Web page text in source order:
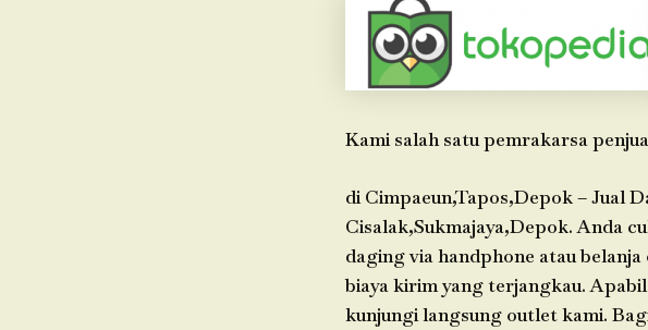
Kami salah satu pemrakarsa
di Cimpaeun,Tapos,Depok – Jual
Cisalak,Sukmajaya,Depok. Anda
daging via handphone atau
biaya kirim yang terjangkau.
kunjungi langsung outlet kami.